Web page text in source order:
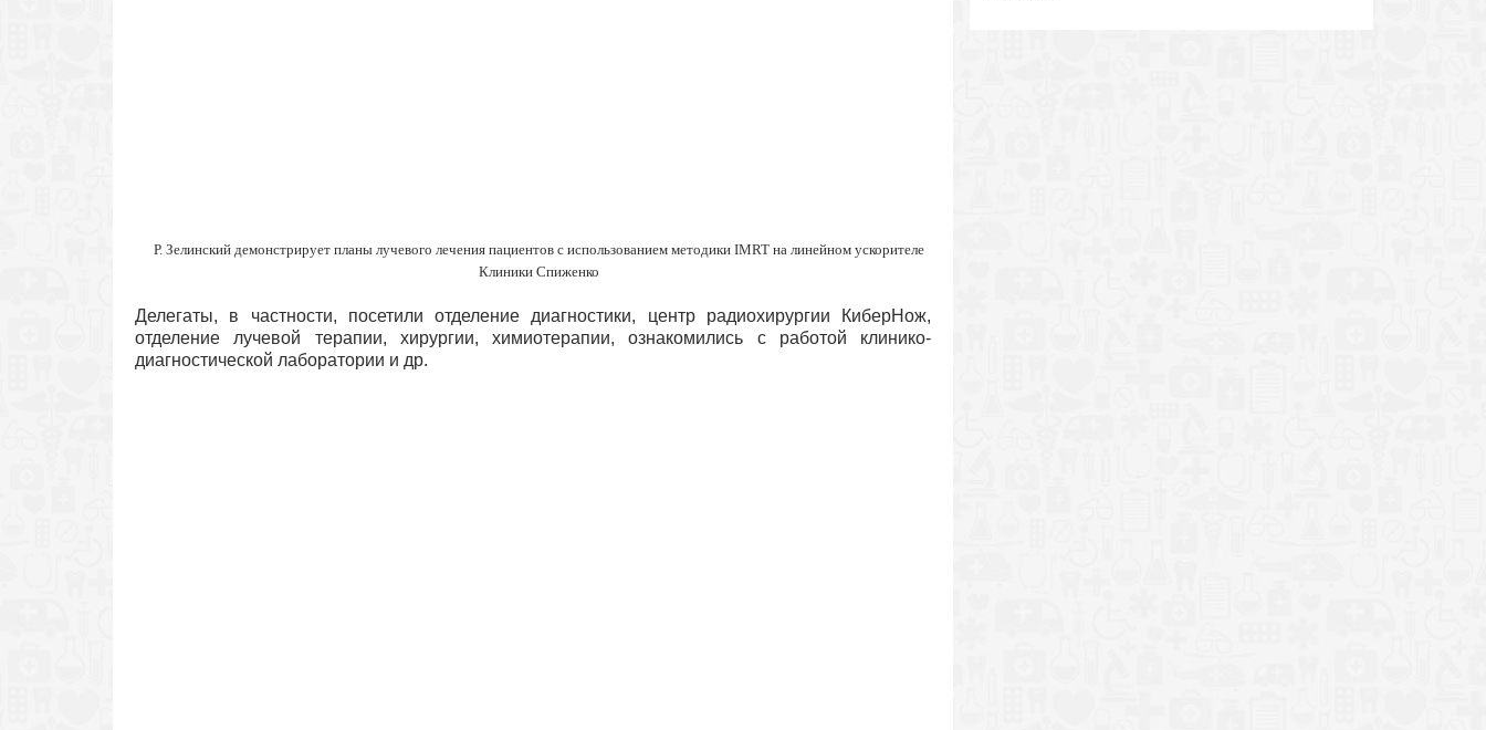
Р. Зелинский демонстрирует планы лучевого лечения пациентов с использованием методики IMRT на линейном ускорителе
Клиники Спиженко
Делегаты, в частности, посетили отделение диагностики, центр радиохирургии КиберНож,
отделение лучевой терапии, хирургии, химиотерапии, ознакомились с работой клинико-
диагностической лаборатории и др.